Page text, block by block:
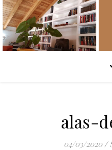
alas-
04/03/2020 /